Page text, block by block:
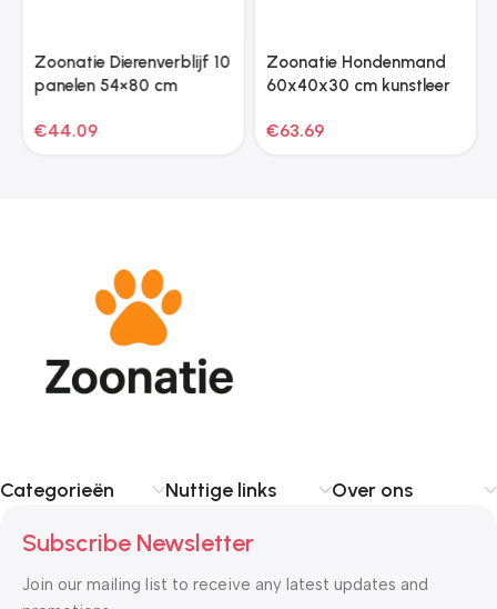
Zoonatie Dierenverblijf 10
panelen 54×80 cm
€44.09
Zoonatie Hondenmand
60x40x30 cm kunstleer
€63.69
Categorieën Nuttige links Over ons
Subscribe Newsletter
Join our mailing list to receive any latest updates and